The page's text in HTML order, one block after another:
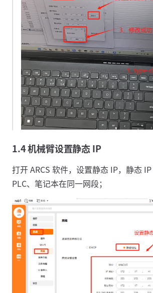
1.4 机械臂设置静态 IP
打开 ARCS 软件，设置静态 IP，静态
PLC、笔记本在同一网段；